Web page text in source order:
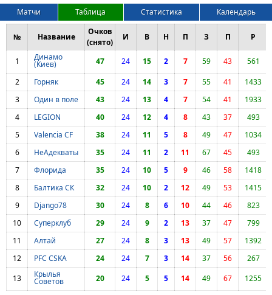
Матчи
Таблица Статистика Календарь
№ Название
Очков
(снято)
И В Н П З П Р
1 Динамо
(Киев) 47 24 15 2 7 59 43
561
2
Горняк 45 24 14 3 7 55 41
1433
3
Один в поле 43 24 13 4 7 54 41
1933
4
LEGION 40 24 12 4 8 43 37
493
5
Valencia CF 38 24 11 5 8 49 47
1034
6
НеАдекваты 35 24 11 2 11 67 45
493
7
Флорида 35 24 10 5 9 46 58
1418
8
Балтика СК 32 24 10 2 12 49 53
1415
9
Django78 30 24 8 6 10 44 46
823
10
Суперклуб 29 24 9 2 13 37 47
799
11
Алтай 27 24 8 3 13 49 57
1392
12
PFC CSKA 24 24 7 3 14 37 56
267
13
Крылья
Советов 20 24 5 5 14 49 67 1255